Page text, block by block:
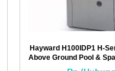
Hayward H100IDP1 H-
Above Ground Pool &
Low Nox